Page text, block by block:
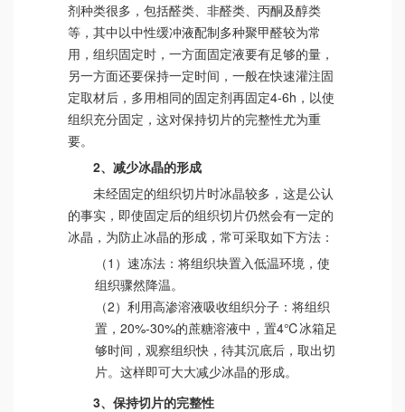
剂种类很多，包括醛类、非醛类、丙酮及醇类
等，其中以中性缓冲液配制多种聚甲醛较为常
用，组织固定时，一方面固定液要有足够的量，
另一方面还要保持一定时间，一般在快速灌注固
定取材后，多用相同的固定剂再固定4-6h，以使
组织充分固定，这对保持切片的完整性尤为重
要。
2、减少冰晶的形成
未经固定的组织切片时冰晶较多，这是公认
的事实，即使固定后的组织切片仍然会有一定的
冰晶，为防止冰晶的形成，常可采取如下方法：
（1）速冻法：将组织块置入低温环境，使
组织骤然降温。
（2）利用高渗溶液吸收组织分子：将组织
置，20%-30%的蔗糖溶液中，置4℃冰箱足
够时间，观察组织快，待其沉底后，取出切
片。这样即可大大减少冰晶的形成。
3、保持切片的完整性